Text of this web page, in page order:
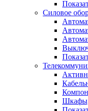
Силовое
Шкафы,